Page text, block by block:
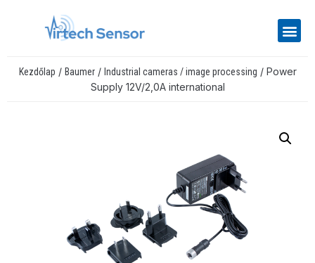
Kezdőlap / Baumer/ Industrial cameras / image processing / Power
Supply 12V/2,0A international